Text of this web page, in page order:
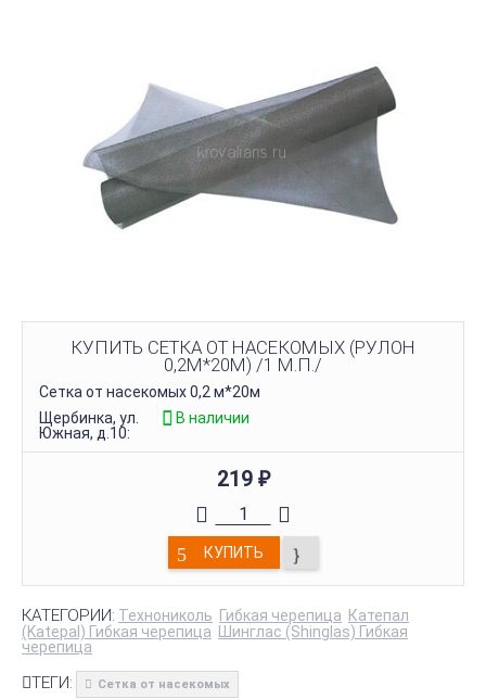
КУПИТЬ СЕТКА ОТ НАСЕКОМЫХ (РУЛОН
0,2М*20М) /1 М.П./
Сетка от насекомых 0,2 м*20м
Щербинка, ул.
Южная, д.10:
В наличии
219 ₽
КУПИТЬ
КАТЕГОРИИ: Технониколь Гибкая черепица Катепал
(Katepal) Гибкая черепица
Шинглас (Shinglas) Гибкая
черепица
ТЕГИ: Сетка от насекомых